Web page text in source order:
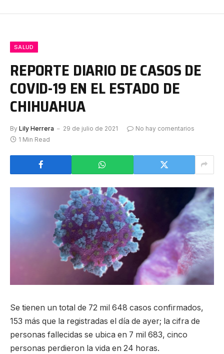
SALUD
REPORTE DIARIO DE CASOS DE
COVID-19 EN EL ESTADO DE
CHIHUAHUA
By Lily Herrera 29 de julio de 2021
No hay comentarios
1 Min Read
Se tienen un total de 72 mil 648 casos confirmados,
153 más que la registradas el día de ayer; la cifra de
personas fallecidas se ubica en 7 mil 683, cinco
personas perdieron la vida en 24 horas.